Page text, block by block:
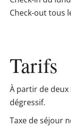
Check-out tous
Tarifs
À partir de
dégressif.
Taxe de séjour